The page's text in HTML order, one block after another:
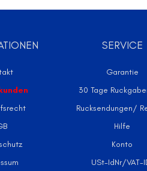
SERVICE
Garantie
30 Tage
Rucksendungen/
Hilfe
Konto
USt-IdNr/VAT-